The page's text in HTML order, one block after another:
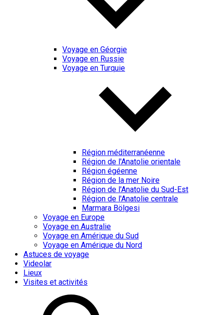
Voyage en Géorgie
Voyage en Russie
Voyage en Turquie
Région méditerranéenne
Région de l'Anatolie orientale
Région égéenne
Région de la mer Noire
Région de l'Anatolie du Sud-Est
Région de l'Anatolie centrale
Marmara Bölgesi
Voyage en Europe
Voyage en Australie
Voyage en Amérique du Sud
Voyage en Amérique du Nord
Astuces de voyage
Videolar
Lieux
Visites et activités